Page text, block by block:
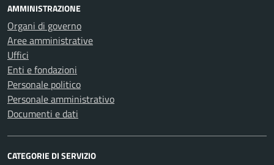
AMMINISTRAZIONE
Organi di governo
Aree amministrative
Uffici
Enti e fondazioni
Personale politico
Personale amministrativo
Documenti e dati
CATEGORIE DI SERVIZIO